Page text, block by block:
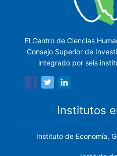
El Centro de Ciencias
Consejo Superior de
integrado por seis
Institutos
Instituto de Economía,